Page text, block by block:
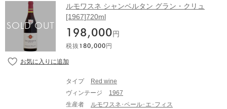
しています。前当主のローラン氏は最後のブルジョアと
も言われるほどの裕福な家系。その豊富な財力で60年代,
70年代,80年代は現代のトップドメーヌから大量のワイン
を買い付けています。その素晴らしいワインが、彼のカ
ーヴにて樽から瓶に詰められた後、一切動かされずに今
も大量に眠っており、現在その味わいは酸、タンニン、
果実味全てが溶け合った魅惑的な味わいを醸し出してお
ヌ・ロマネ村の北側のヴージョ村にあり、その名の通
り、クロ（石垣）に囲まれている畑です。その約50haの
区画は、コート・ド・ニュイ地区の特級畑の中で最大の
大きさを誇り、ロマネ・コンティやシャンベルタンと並
ルモワスネ シャンベルタン グラン・クリュ
[1967]720ml
198,000 円
税抜 180,000 円
タイプ
Red wine
ヴィンテージ
1967
生産者
ルモワスネ･ペール･エ･フィス